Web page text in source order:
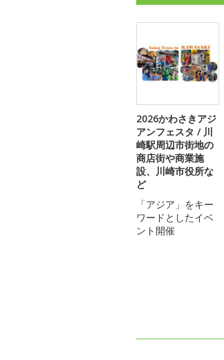
2026かわさきアジ
アンフェスタ / 川
崎駅周辺市街地の
商店街や商業施
設、川崎市役所な
ど
「アジア」をキー
ワードとしたイベ
ント開催